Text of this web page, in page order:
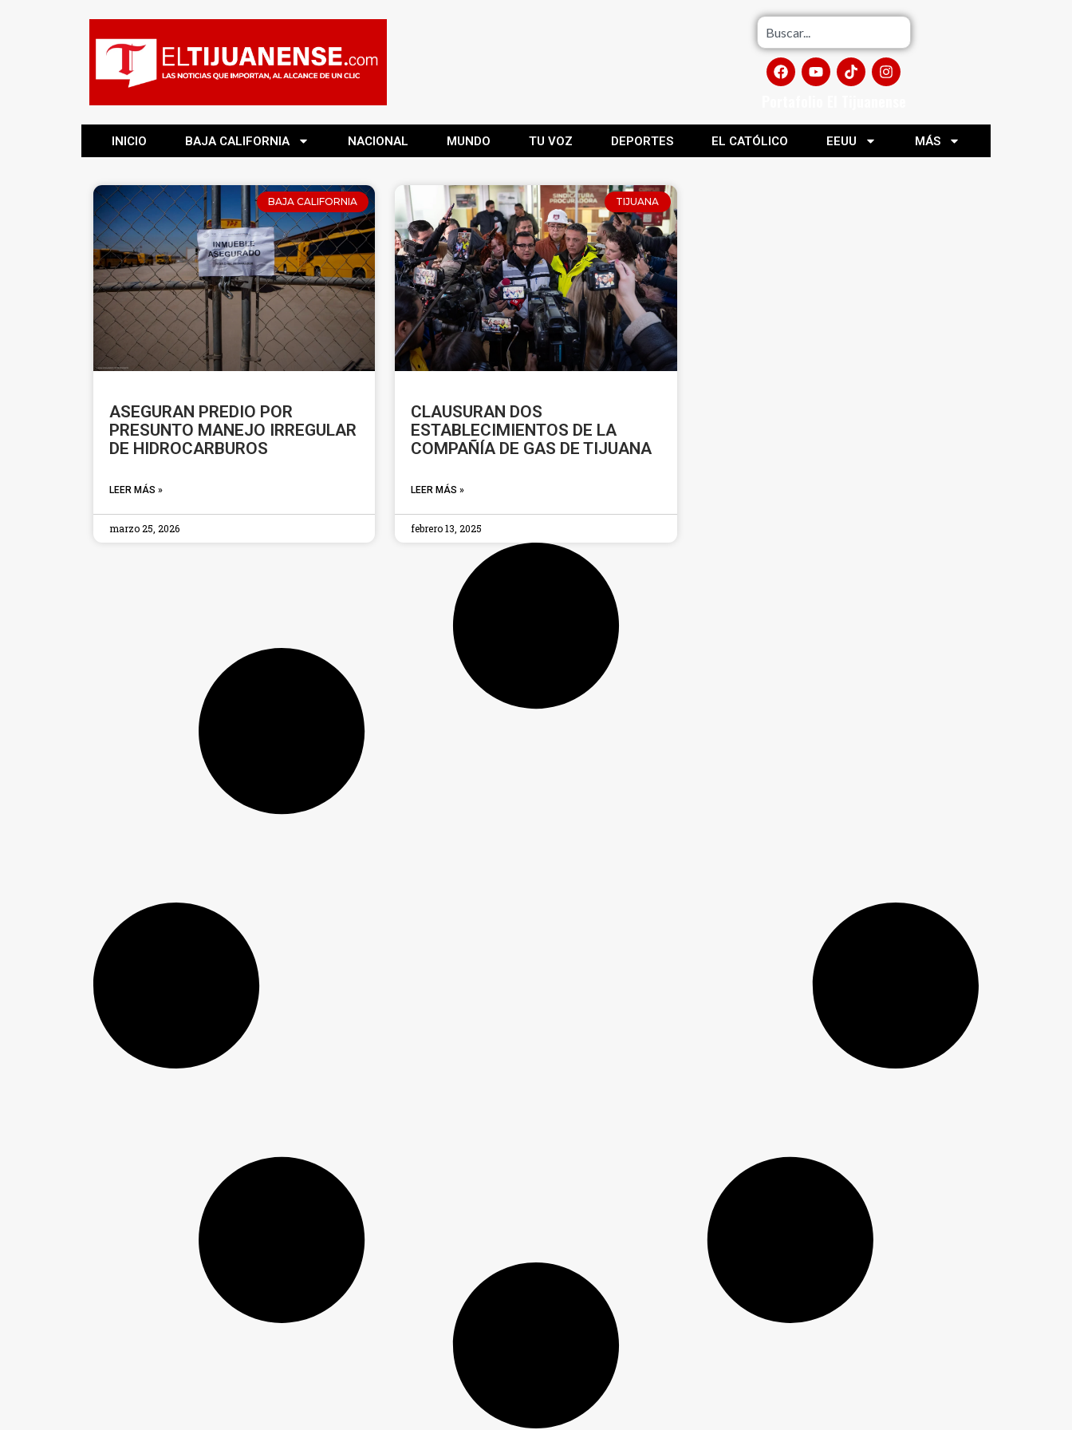
INICIO BAJA CALIFORNIA NACIONAL MUNDO TU VOZ DEPORTES EL CATÓLICO EEUU MÁS
BAJA CALIFORNIA
ASEGURAN PREDIO POR
PRESUNTO MANEJO IRREGULAR
DE HIDROCARBUROS
LEER MÁS »
marzo 25, 2026
TIJUANA
CLAUSURAN DOS
ESTABLECIMIENTOS DE LA
COMPAÑÍA DE GAS DE TIJUANA
LEER MÁS »
febrero 13, 2025